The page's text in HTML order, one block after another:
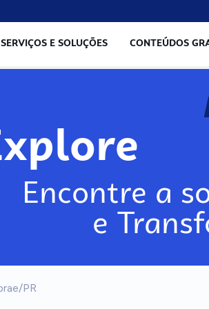
SERVIÇOS E SOLUÇÕES CONTEÚDOS
Explore
Encontre a
e